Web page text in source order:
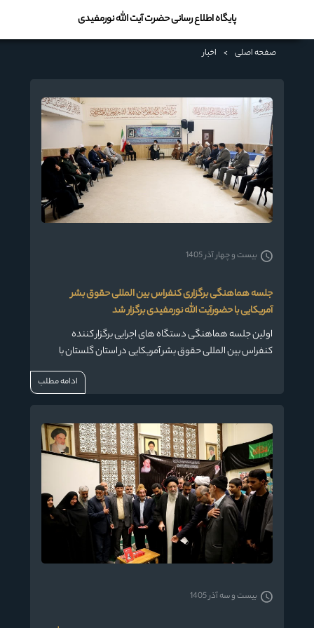
پایگاه اطلاع رسانی حضرت آیت الله نورمفیدی
صفحه اصلی > اخبار
جلسه هماهنگی برگزاری کنفراس بین المللی حقوق بشر
آمریکایی با حضورآیت الله نورمفیدی برگزار شد
اولین جلسه هماهنگی دستگاه های اجرایی برگزار کننده
کنفراس بین المللی حقوق بشر آمریکایی در استان گلستان با
حضور حضرت آیت الله نورمفیدی نماینده ولی فقیه دراستان
گلستان و امام جمعه گرگان و دکتر زنگانه استاندار گلستان و
بیست و چهار آذر 1405
ادامه مطلب
بیست و سه آذر 1405